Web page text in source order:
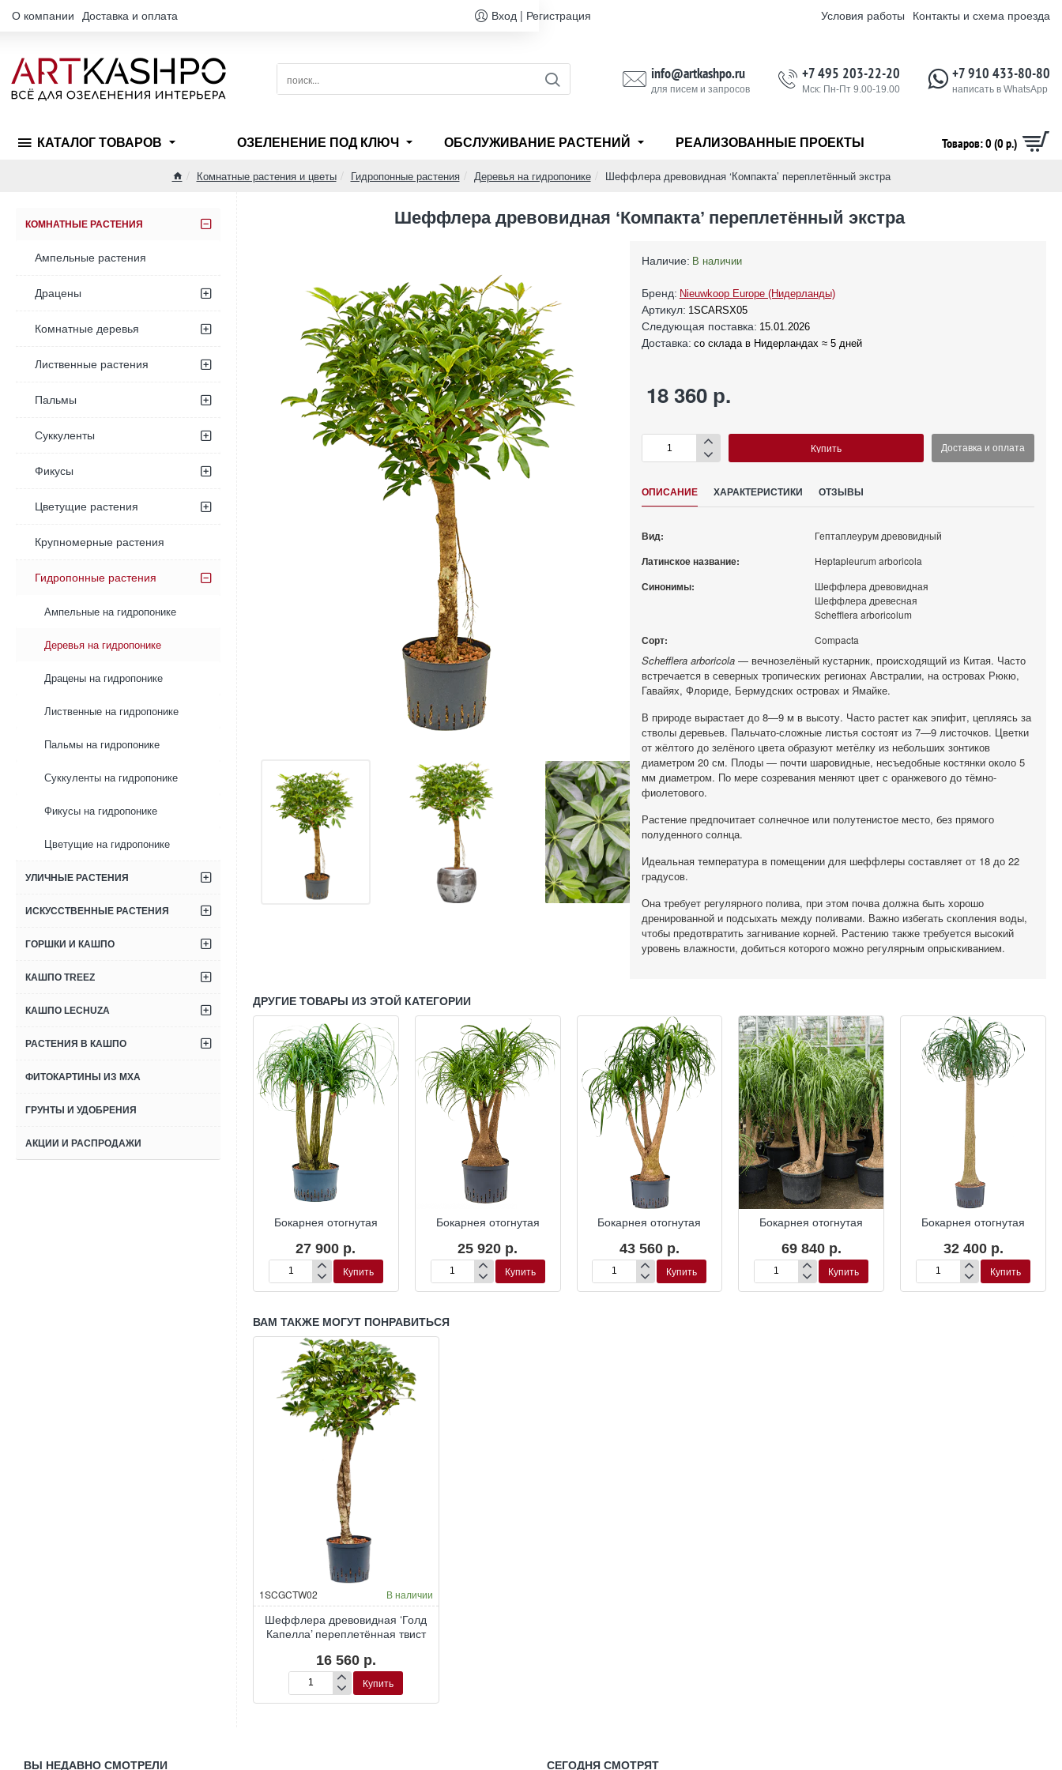
О компании Доставка и оплата Вход | Регистрация Условия работы Контакты и схема проезда
поиск...
info@artkashpo.ru
для писем и запросов
+7 495 203-22-20
Мск: Пн-Пт 9.00-19.00
+7 910 433-80-80
написать в WhatsApp
КАТАЛОГ ТОВАРОВ ОЗЕЛЕНЕНИЕ ПОД КЛЮЧ ОБСЛУЖИВАНИЕ РАСТЕНИЙ РЕАЛИЗОВАННЫЕ ПРОЕКТЫ Товаров: 0 (0 р.)
Комнатные растения и цветы Гидропонные растения Деревья на гидропонике Шеффлера древовидная ‘Компакта’ переплетённый экстра
КОМНАТНЫЕ РАСТЕНИЯ
Ампельные растения
Драцены
Комнатные деревья
Лиственные растения
Пальмы
Суккуленты
Фикусы
Цветущие растения
Крупномерные растения
Гидропонные растения
Ампельные на гидропонике
Деревья на гидропонике
Драцены на гидропонике
Лиственные на гидропонике
Пальмы на гидропонике
Суккуленты на гидропонике
Фикусы на гидропонике
Цветущие на гидропонике
УЛИЧНЫЕ РАСТЕНИЯ
ИСКУССТВЕННЫЕ РАСТЕНИЯ
ГОРШКИ И КАШПО
КАШПО TREEZ
КАШПО LECHUZA
РАСТЕНИЯ В КАШПО
ФИТОКАРТИНЫ ИЗ МХА
ГРУНТЫ И УДОБРЕНИЯ
АКЦИИ И РАСПРОДАЖИ
Шеффлера древовидная ‘Компакта’ переплетённый экстра
ОПИСАНИЕ ХАРАКТЕРИСТИКИ ОТЗЫВЫ
Вид: Гептаплеурум древовидный
Schefflera arboricola— вечнозелёный кустарник, происходящий из Китая. Часто
встречается в северных тропических регионах Австралии, на островах Рюкю,
Гавайях, Флориде, Бермудских островах и Ямайке.
В природе вырастает до 8—9 м в высоту. Часто растет как эпифит, цепляясь за
стволы деревьев. Пальчато-сложные листья состоят из 7—9 листочков. Цветки
от жёлтого до зелёного цвета образуют метёлку из небольших зонтиков
диаметром 20 см. Плоды — почти шаровидные, несъедобные костянки около 5
мм диаметром. По мере созревания меняют цвет с оранжевого до тёмно-
фиолетового.
Латинское название: Heptapleurum arboricola
Синонимы:
Шеффлера древовидная
Шеффлера древесная
Schefflera arboricolum
Сорт: Compacta
Растение предпочитает солнечное или полутенистое место, без прямого
полуденного солнца.
Идеальная температура в помещении для шеффлеры составляет от 18 до 22
градусов.
Она требует регулярного полива, при этом почва должна быть хорошо
дренированной и подсыхать между поливами. Важно избегать скопления воды,
чтобы предотвратить загнивание корней. Растению также требуется высокий
уровень влажности, добиться которого можно регулярным опрыскиванием.
Наличие: В наличии
Бренд: Nieuwkoop Europe (Нидерланды)
Артикул: 1SCARSX05
Следующая поставка: 15.01.2026
Доставка: со склада в Нидерландах ≈ 5 дней
18 360 р.
Купить Доставка и оплата
ДРУГИЕ ТОВАРЫ ИЗ ЭТОЙ КАТЕГОРИИ
Бокарнея отогнутая
27 900 р.
Бокарнея
отогнутая
Купить
Бокарнея отогнутая
25 920 р.
Бокарнея
отогнутая
Купить
Бокарнея отогнутая
43 560 р.
Бокарнея
отогнутая
Купить
Бокарнея отогнутая
69 840 р.
Бокарнея
отогнутая
Купить
Бокарнея отогнутая
32 400 р.
Бокарнея
отогнутая
Купить
ВАМ ТАКЖЕ МОГУТ ПОНРАВИТЬСЯ
Гидропоника
1SCGCTW02 В наличии
Шеффлера древовидная ‘Голд
Капелла’ переплетённая твист
16 560 р.
Шеффлера
древовидная
Купить
ВЫ НЕДАВНО СМОТРЕЛИ СЕГОДНЯ СМОТРЯТ